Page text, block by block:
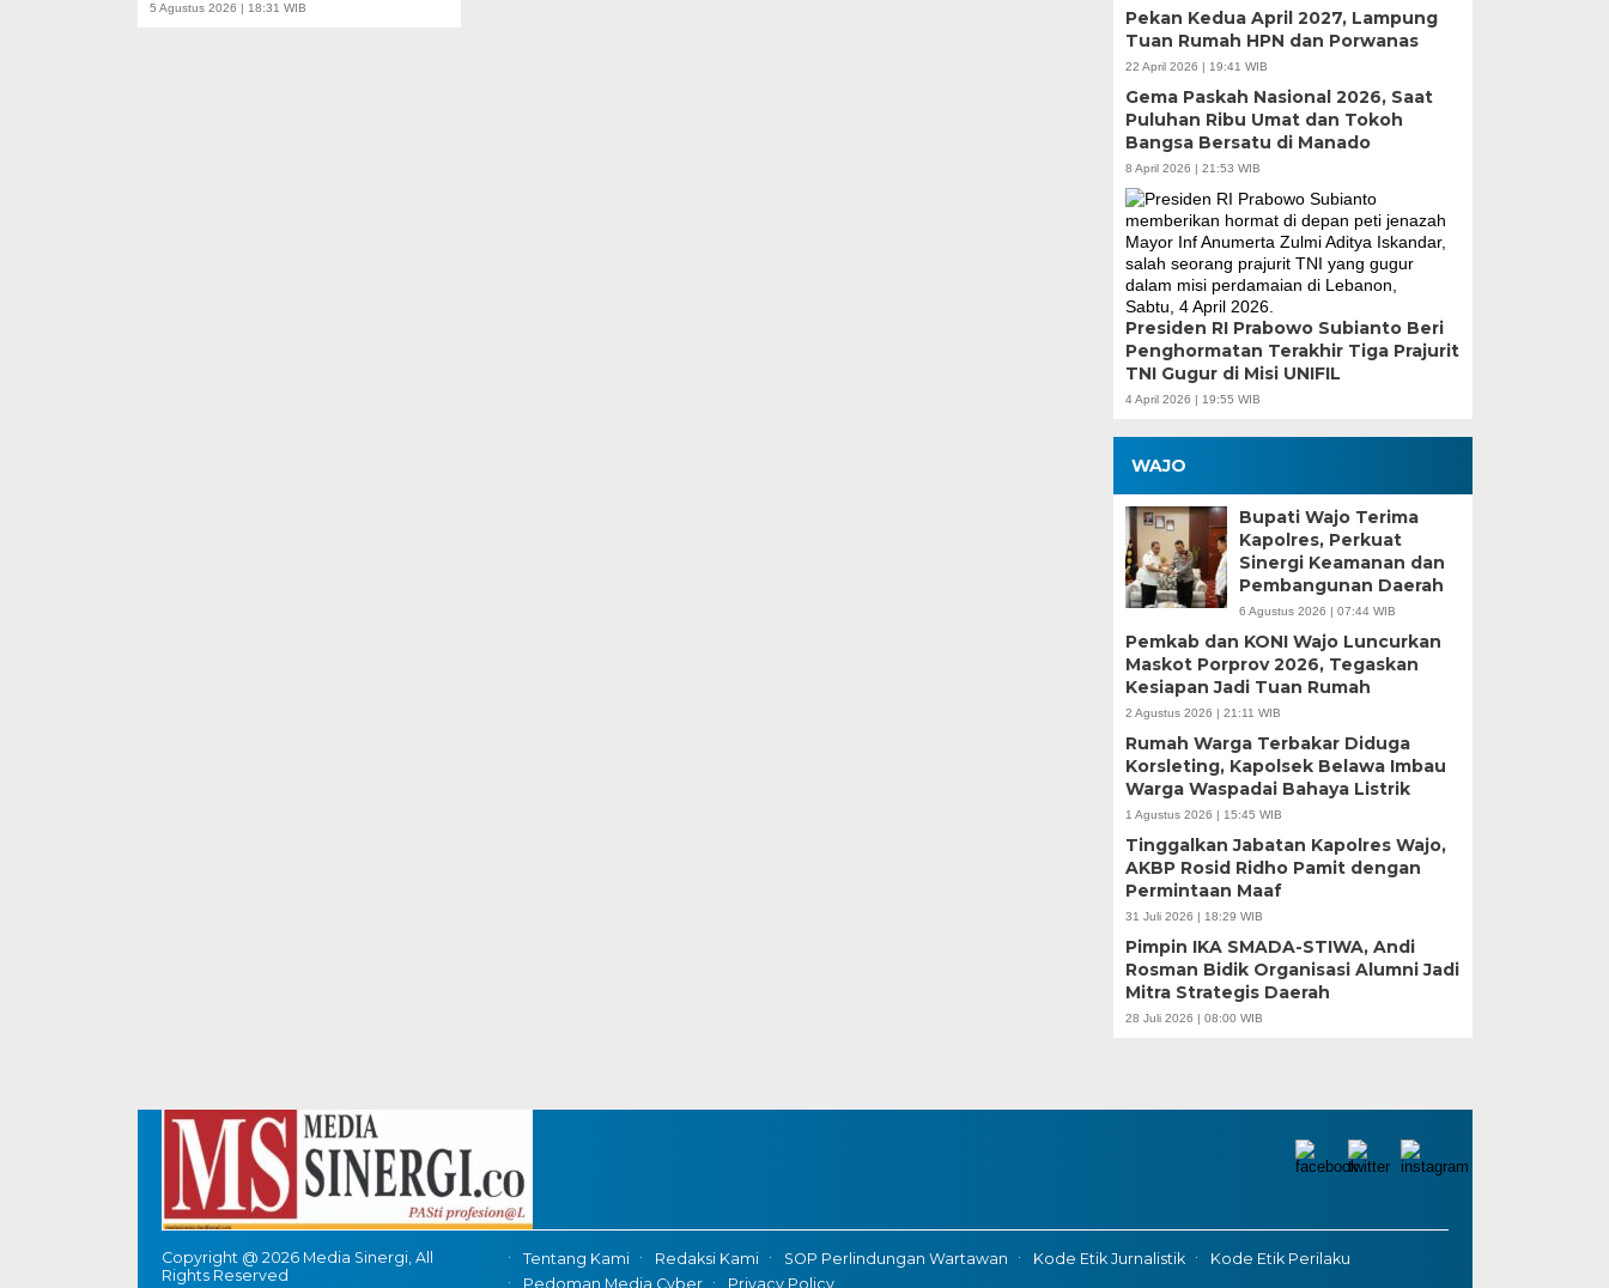
5 Agustus 2026 | 18:31 WIB
Pekan Kedua April 2027, Lampung
Tuan Rumah HPN dan Porwanas
22 April 2026 | 19:41 WIB
Gema Paskah Nasional 2026, Saat
Puluhan Ribu Umat dan Tokoh
Bangsa Bersatu di Manado
8 April 2026 | 21:53 WIB
Presiden RI Prabowo Subianto Beri
Penghormatan Terakhir Tiga Prajurit
TNI Gugur di Misi UNIFIL
4 April 2026 | 19:55 WIB
WAJO
Bupati Wajo Terima
Kapolres, Perkuat
Sinergi Keamanan dan
Pembangunan Daerah
6 Agustus 2026 | 07:44 WIB
Pemkab dan KONI Wajo Luncurkan
Maskot Porprov 2026, Tegaskan
Kesiapan Jadi Tuan Rumah
2 Agustus 2026 | 21:11 WIB
Rumah Warga Terbakar Diduga
Korsleting, Kapolsek Belawa Imbau
Warga Waspadai Bahaya Listrik
1 Agustus 2026 | 15:45 WIB
Tinggalkan Jabatan Kapolres Wajo,
AKBP Rosid Ridho Pamit dengan
Permintaan Maaf
31 Juli 2026 | 18:29 WIB
Pimpin IKA SMADA-STIWA, Andi
Rosman Bidik Organisasi Alumni Jadi
Mitra Strategis Daerah
28 Juli 2026 | 08:00 WIB
Copyright @ 2026 Media Sinergi, All
Rights Reserved
Tentang Kami Redaksi Kami SOP Perlindungan Wartawan Kode Etik Jurnalistik
Kode Etik Perilaku
Pedoman Media Cyber
Privacy Policy